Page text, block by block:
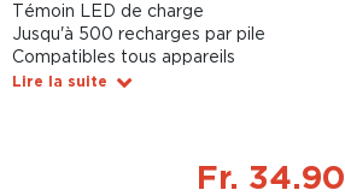
Témoin LED de charge
Jusqu'à 500 recharges par pile
Compatibles tous appareils
Lire la suite
Fr. 34.90